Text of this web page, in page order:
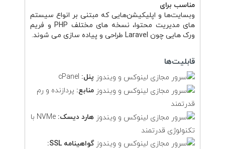
مناسب برای
وبسایت‌ها و اپلیکیشن‌هایی که مبتنی بر انواع سیستم
های مدیریت محتوا، نسخه های مختلف PHP و فریم
ورک هایی چون Laravel طراحی و پیاده سازی می شوند.
قابلیت‌ها
پنل:
منابع: پردازنده و رم
قدرتمند
هارد دیسک:
NVMe با
تکنولوژی قدرتمند
گواهینامه SSL: